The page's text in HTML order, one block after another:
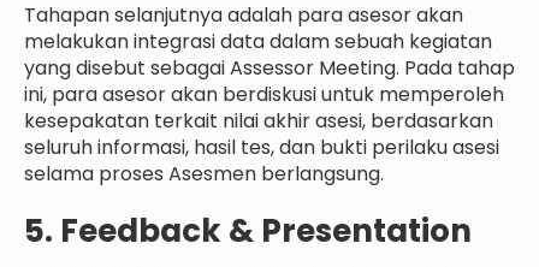
Tahapan selanjutnya adalah para asesor akan
melakukan integrasi data dalam sebuah kegiatan
yang disebut sebagai Assessor Meeting. Pada tahap
ini, para asesor akan berdiskusi untuk memperoleh
kesepakatan terkait nilai akhir asesi, berdasarkan
seluruh informasi, hasil tes, dan bukti perilaku asesi
selama proses Asesmen berlangsung.
5. Feedback & Presentation